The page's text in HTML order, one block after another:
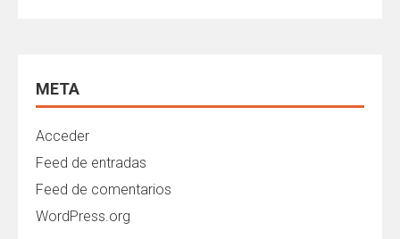
META
Acceder
Feed de entradas
Feed de comentarios
WordPress.org